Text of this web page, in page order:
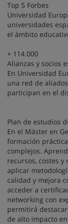
Top 5 Forbes
Universidad
universidades
el ámbito
+ 114.000
Alianzas y socios
En Universidad
una red de
participan en el
Plan de estudios
En el Máster en
formación
complejos.
recursos, costes
aplicar
calidad y mejora
acceder a
networking con
permitirá
de alto impacto